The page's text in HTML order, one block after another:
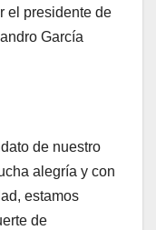
el presidente de
García
de nuestro
alegría y con
estamos
de